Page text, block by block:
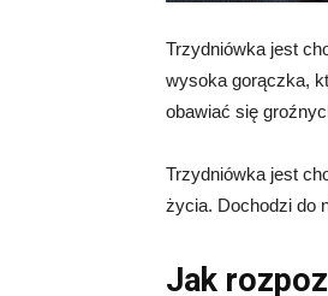
Trzydniówka jest
wysoka gorączka,
obawiać się
Trzydniówka jest
życia. Dochodzi do
Jak